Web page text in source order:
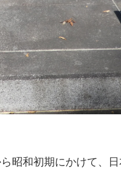
昭和初期にかけて、